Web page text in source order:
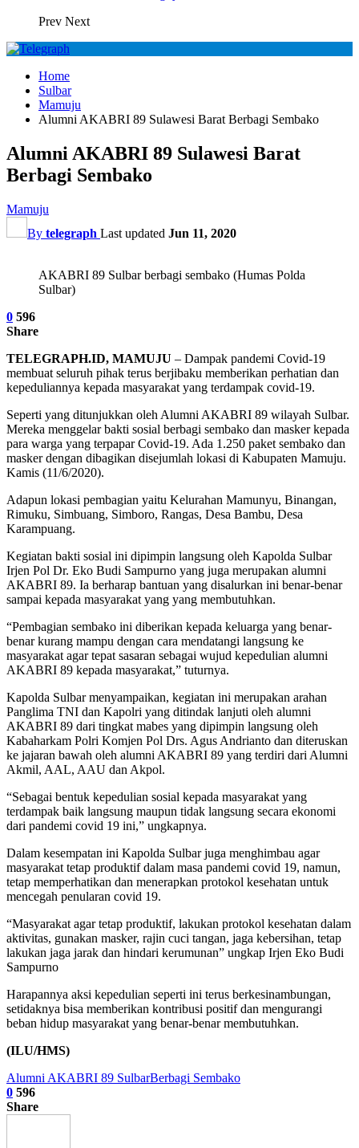
Prev Next
Home
Sulbar
Mamuju
Alumni AKABRI 89 Sulawesi Barat Berbagi Sembako
Alumni AKABRI 89 Sulawesi Barat
Berbagi Sembako
Mamuju
By telegraph Last updated Jun 11, 2020
AKABRI 89 Sulbar berbagi sembako (Humas Polda
Sulbar)
0 596
Share
TELEGRAPH.ID, MAMUJU – Dampak pandemi Covid-19
membuat seluruh pihak terus berjibaku memberikan perhatian dan
kepeduliannya kepada masyarakat yang terdampak covid-19.
Seperti yang ditunjukkan oleh Alumni AKABRI 89 wilayah Sulbar.
Mereka menggelar bakti sosial berbagi sembako dan masker kepada
para warga yang terpapar Covid-19. Ada 1.250 paket sembako dan
masker dengan dibagikan disejumlah lokasi di Kabupaten Mamuju.
Kamis (11/6/2020).
Adapun lokasi pembagian yaitu Kelurahan Mamunyu, Binangan,
Rimuku, Simbuang, Simboro, Rangas, Desa Bambu, Desa
Karampuang.
Kegiatan bakti sosial ini dipimpin langsung oleh Kapolda Sulbar
Irjen Pol Dr. Eko Budi Sampurno yang juga merupakan alumni
AKABRI 89. Ia berharap bantuan yang disalurkan ini benar-benar
sampai kepada masyarakat yang yang membutuhkan.
“Pembagian sembako ini diberikan kepada keluarga yang benar-
benar kurang mampu dengan cara mendatangi langsung ke
masyarakat agar tepat sasaran sebagai wujud kepedulian alumni
AKABRI 89 kepada masyarakat,” tuturnya.
Kapolda Sulbar menyampaikan, kegiatan ini merupakan arahan
Panglima TNI dan Kapolri yang ditindak lanjuti oleh alumni
AKABRI 89 dari tingkat mabes yang dipimpin langsung oleh
Kabaharkam Polri Komjen Pol Drs. Agus Andrianto dan diteruskan
ke jajaran bawah oleh alumni AKABRI 89 yang terdiri dari Alumni
Akmil, AAL, AAU dan Akpol.
“Sebagai bentuk kepedulian sosial kepada masyarakat yang
terdampak baik langsung maupun tidak langsung secara ekonomi
dari pandemi covid 19 ini,” ungkapnya.
Dalam kesempatan ini Kapolda Sulbar juga menghimbau agar
masyarakat tetap produktif dalam masa pandemi covid 19, namun,
tetap memperhatikan dan menerapkan protokol kesehatan untuk
mencegah penularan covid 19.
“Masyarakat agar tetap produktif, lakukan protokol kesehatan dalam
aktivitas, gunakan masker, rajin cuci tangan, jaga kebersihan, tetap
lakukan jaga jarak dan hindari kerumunan” ungkap Irjen Eko Budi
Sampurno
Harapannya aksi kepedulian seperti ini terus berkesinambungan,
setidaknya bisa memberikan kontribusi positif dan mengurangi
beban hidup masyarakat yang benar-benar membutuhkan.
(ILU/HMS)
Alumni AKABRI 89 SulbarBerbagi Sembako
0 596
Share